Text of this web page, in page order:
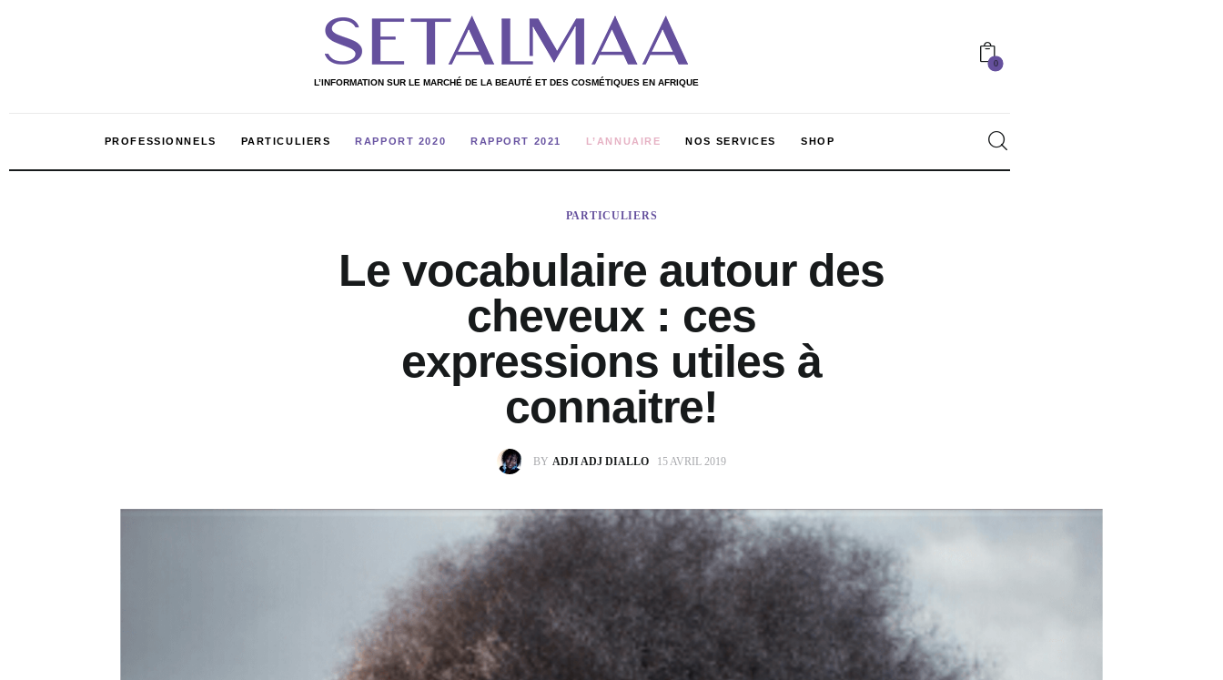
L’INFORMATION SUR LE MARCHÉ DE LA BEAUTÉ ET DES COSMÉTIQUES EN AFRIQUE
0
PROFESSIONNELS PARTICULIERS RAPPORT 2020 RAPPORT 2021 L’ANNUAIRE NOS SERVICES SHOP
PARTICULIERS
Le vocabulaire autour des
cheveux : ces
expressions utiles à
connaitre!
BY ADJI ADJ DIALLO 15 AVRIL 2019